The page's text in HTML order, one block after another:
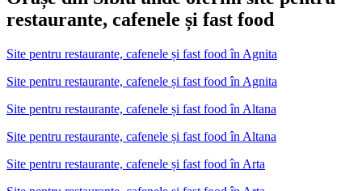
restaurante, cafenele și fast food
Site pentru restaurante, cafenele și fast food în Agnita
Site pentru restaurante, cafenele și fast food în Agnita
Site pentru restaurante, cafenele și fast food în Altana
Site pentru restaurante, cafenele și fast food în Altana
Site pentru restaurante, cafenele și fast food în Arta